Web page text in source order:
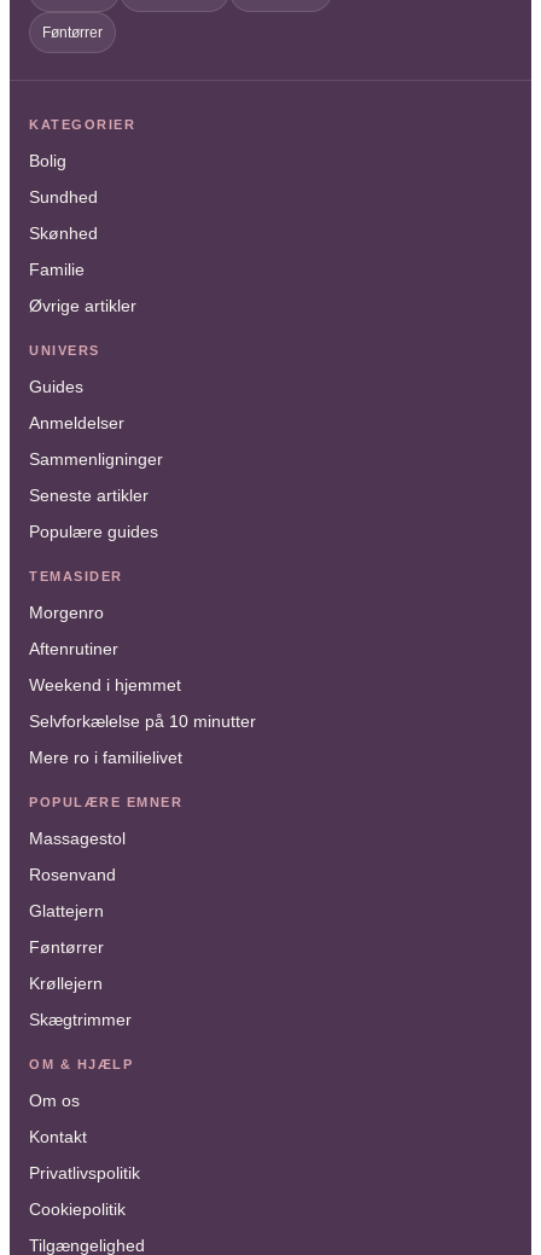
Føntørrer
KATEGORIER
Bolig
Sundhed
Skønhed
Familie
Øvrige artikler
UNIVERS
Guides
Anmeldelser
Sammenligninger
Seneste artikler
Populære guides
TEMASIDER
Morgenro
Aftenrutiner
Weekend i hjemmet
Selvforkælelse på 10 minutter
Mere ro i familielivet
POPULÆRE EMNER
Massagestol
Rosenvand
Glattejern
Føntørrer
Krøllejern
Skægtrimmer
OM & HJÆLP
Om os
Kontakt
Privatlivspolitik
Cookiepolitik
Tilgængelighed